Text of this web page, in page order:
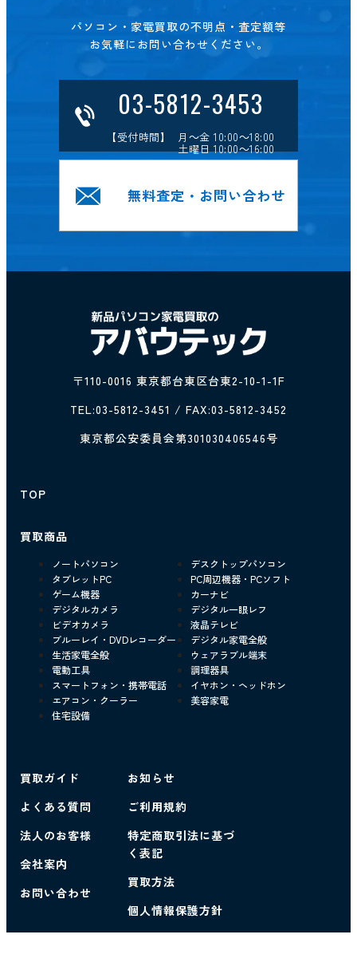
パソコン・家電買取の不明点・査定額等
お気軽にお問い合わせください。
03-5812-3453
【受付時間】 月～金 10:00～18:00
土曜日 10:00～16:00
無料査定・お問い合わせ
〒110-0016 東京都台東区台東2-10-1-1F
TEL:03-5812-3451 / FAX:03-5812-3452
東京都公安委員会第301030406546号
TOP
買取商品
ノートパソコン
デスクトップパソコン
タブレットPC
PC周辺機器・PCソフト
ゲーム機器
カーナビ
デジタルカメラ
デジタル一眼レフ
ビデオカメラ
液晶テレビ
ブルーレイ・DVDレコーダー
デジタル家電全般
生活家電全般
ウェアラブル端末
電動工具
調理器具
スマートフォン・携帯電話
イヤホン・ヘッドホン
エアコン・クーラー
美容家電
住宅設備
買取ガイド
よくある質問
法人のお客様
会社案内
お問い合わせ
お知らせ
ご利用規約
特定商取引法に基づ
く表記
買取方法
個人情報保護方針